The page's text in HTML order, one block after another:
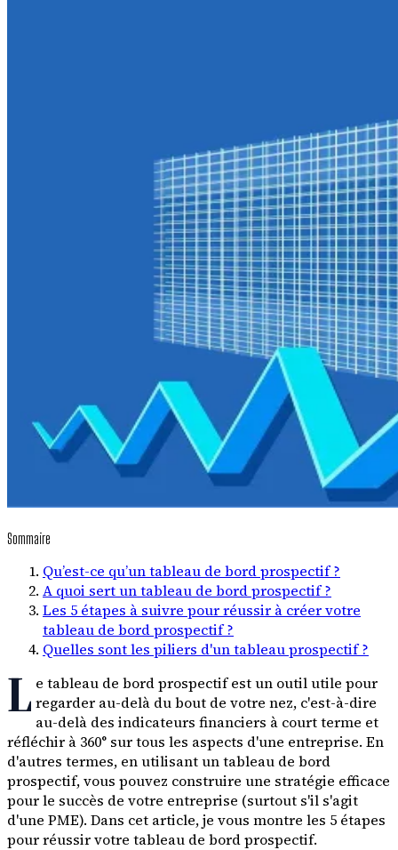
Sommaire
Qu’est-ce qu’un tableau de bord prospectif ?
A quoi sert un tableau de bord prospectif ?
Les 5 étapes à suivre pour réussir à créer votre
tableau de bord prospectif ?
Quelles sont les piliers d'un tableau prospectif ?
L e tableau de bord prospectif est un outil utile pour
regarder au-delà du bout de votre nez, c'est-à-dire
au-delà des indicateurs financiers à court terme et
réfléchir à 360° sur tous les aspects d'une entreprise. En
d'autres termes, en utilisant un tableau de bord
prospectif, vous pouvez construire une stratégie efficace
pour le succès de votre entreprise (surtout s'il s'agit
d'une PME). Dans cet article, je vous montre les 5 étapes
pour réussir votre tableau de bord prospectif.